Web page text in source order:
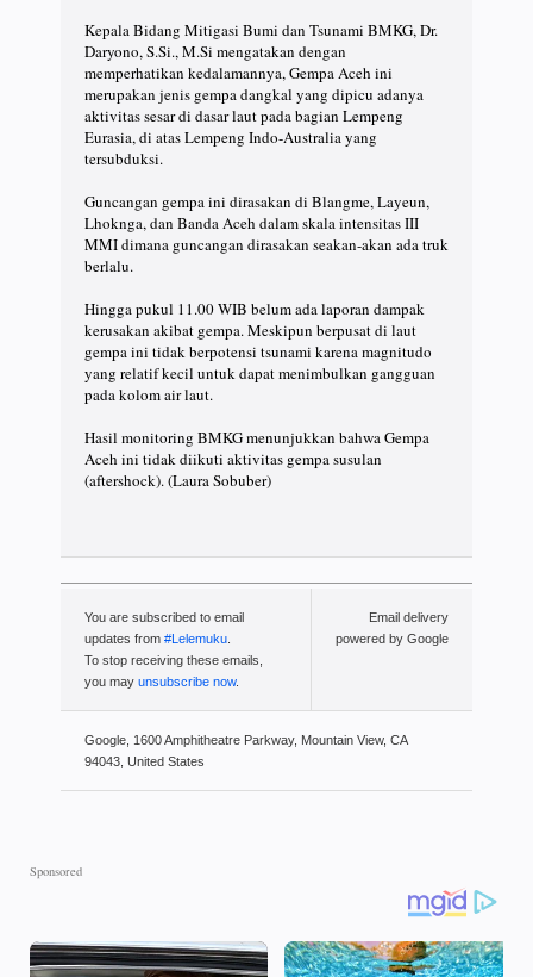
Kepala Bidang Mitigasi Bumi dan Tsunami BMKG, Dr.
Daryono, S.Si., M.Si mengatakan dengan
memperhatikan kedalamannya, Gempa Aceh ini
merupakan jenis gempa dangkal yang dipicu adanya
aktivitas sesar di dasar laut pada bagian Lempeng
Eurasia, di atas Lempeng Indo-Australia yang
tersubduksi.
Guncangan gempa ini dirasakan di Blangme, Layeun,
Lhoknga, dan Banda Aceh dalam skala intensitas III
MMI dimana guncangan dirasakan seakan-akan ada truk
berlalu.
Hingga pukul 11.00 WIB belum ada laporan dampak
kerusakan akibat gempa. Meskipun berpusat di laut
gempa ini tidak berpotensi tsunami karena magnitudo
yang relatif kecil untuk dapat menimbulkan gangguan
pada kolom air laut.
Hasil monitoring BMKG menunjukkan bahwa Gempa
Aceh ini tidak diikuti aktivitas gempa susulan
(aftershock). (Laura Sobuber)
You are subscribed to email
updates from #Lelemuku
To stop receiving these emails,
you may unsubscribe now.
Email delivery
powered by Google
Google, 1600 Amphitheatre Parkway, Mountain View, CA
94043, United States